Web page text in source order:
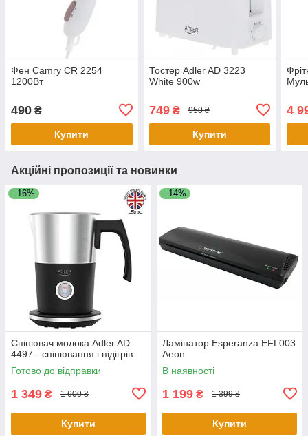
Фен Camry CR 2254
1200Вт
490 ₴
Купити
Тостер Adler AD 3223
White 900w
749₴ 950 ₴
Купити
4
Акційні пропозиції та новинки
–16%
Спінювач молока Adler AD
4497 ​​- спінювання і підігрів
Готово до відправки
1 349 ₴ 1 600 ₴
Купити
–14%
Ламінатор Esperanza EFL003
Aeon
В наявності
1 199 ₴ 1 399 ₴
Купити